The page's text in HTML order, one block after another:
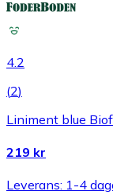
4.2
(2)
Liniment blue
219 kr
Leverans: 1-4